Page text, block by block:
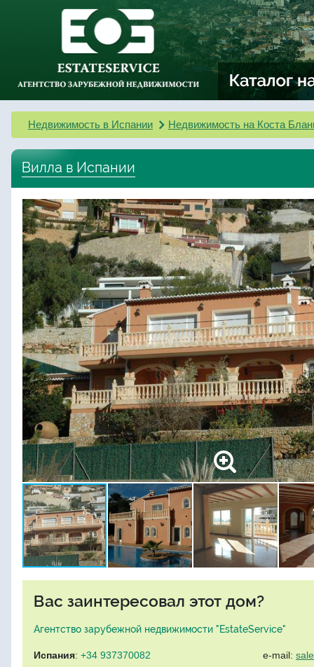
Недвижимость в Испании Недвижимость на Коста
Вилла в Испании
Вас заинтересовал этот дом?
Агентство зарубежной недвижимости "EstateService"
Испания: +34 937370082 e-mail: